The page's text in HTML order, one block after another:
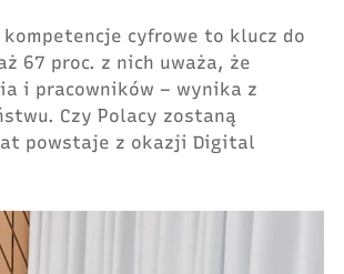
cyfrowe to klucz do
67 proc. z nich uważa, że
i pracowników – wynika z
Czy Polacy zostaną
powstaje z okazji Digital